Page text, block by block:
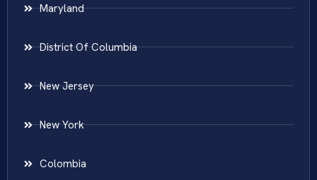
Maryland
District Of Columbia
New Jersey
New York
Colombia